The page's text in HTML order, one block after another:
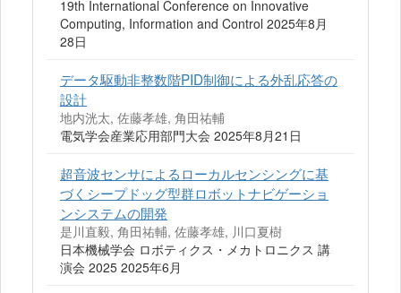
19th International Conference on Innovative
Computing, Information and Control 2025年8月
28日
データ駆動非整数階PID制御による外乱応答の
設計
地内洸太, 佐藤孝雄, 角田祐輔
電気学会産業応用部門大会 2025年8月21日
超音波センサによるローカルセンシングに基
づくシープドッグ型群ロボットナビゲーショ
ンシステムの開発
是川直毅, 角田祐輔, 佐藤孝雄, 川口夏樹
日本機械学会 ロボティクス・メカトロニクス 講
演会 2025 2025年6月